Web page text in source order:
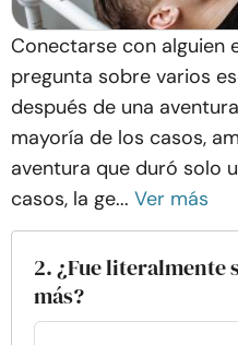
Conectarse con alguien
pregunta sobre varios
después de una
mayoría de los casos,
aventura que duró solo
casos, la ge... Ver más
2. ¿Fue literalmente
más?